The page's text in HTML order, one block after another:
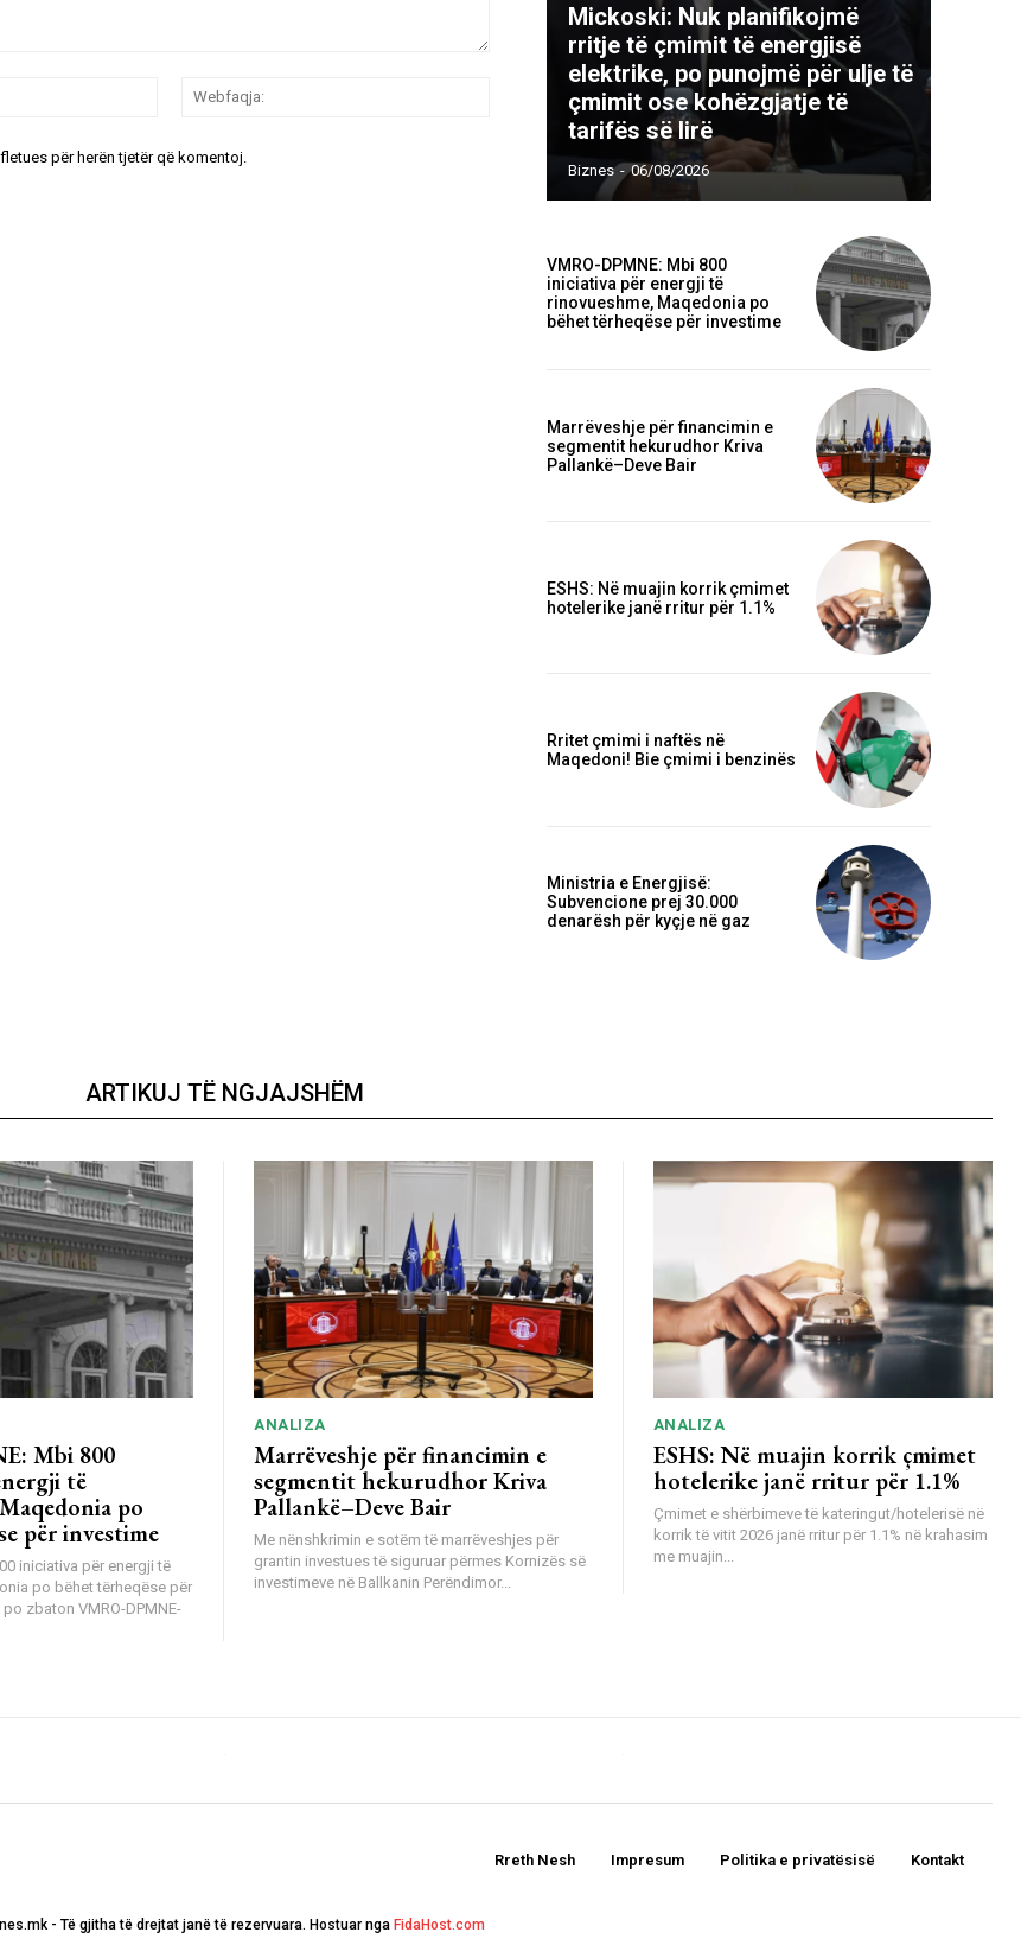
Email:*
për herën tjetër që komentoj.
Mickoski: Nuk planifikojmë
rritje të çmimit të energjisë
elektrike, po punojmë për ulje të
çmimit ose kohëzgjatje të
tarifës së lirë
Biznes - 06/08/2026
VMRO-DPMNE: Mbi 800
iniciativa për energji të
rinovueshme, Maqedonia po
bëhet tërheqëse për investime
Marrëveshje për financimin e
segmentit hekurudhor Kriva
Pallankë–Deve Bair
ESHS: Në muajin korrik çmimet
hotelerike janë rritur për 1.1%
Rritet çmimi i naftës në
Maqedoni! Bie çmimi i benzinës
Ministria e Energjisë:
Subvencione prej 30.000
denarësh për kyçje në gaz
ARTIKUJ TË NGJAJSHËM
Mbi 800
të
po
për investime
iniciativa për energji të
po bëhet tërheqëse për
zbaton VMRO-DPMNE-
ANALIZA
Marrëveshje për financimin e
segmentit hekurudhor Kriva
Pallankë–Deve Bair
Me nënshkrimin e sotëm të marrëveshjes për
grantin investues të siguruar përmes Kornizës së
investimeve në Ballkanin Perëndimor...
ANALIZA
ESHS: Në muajin korrik çmimet
hotelerike janë rritur për 1.1%
Çmimet e shërbimeve të kateringut/hotelerisë në
korrik të vitit 2026 janë rritur për 1.1% në krahasim
me muajin...
Rreth Nesh Impresum Politika e privatësisë Kontakt
- Të gjitha të drejtat janë të rezervuara. Hostuar nga FidaHost.com